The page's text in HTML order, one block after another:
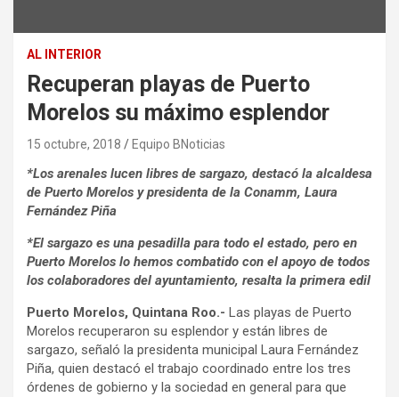
AL INTERIOR
Recuperan playas de Puerto
Morelos su máximo esplendor
15 octubre, 2018 Equipo BNoticias
*Los arenales lucen libres de sargazo, destacó la alcaldesa
de Puerto Morelos y presidenta de la Conamm, Laura
Fernández Piña
*El sargazo es una pesadilla para todo el estado, pero en
Puerto Morelos lo hemos combatido con el apoyo de todos
los colaboradores del ayuntamiento, resalta la primera edil
Puerto Morelos, Quintana Roo.- Las playas de Puerto
Morelos recuperaron su esplendor y están libres de
sargazo, señaló la presidenta municipal Laura Fernández
Piña, quien destacó el trabajo coordinado entre los tres
órdenes de gobierno y la sociedad en general para que